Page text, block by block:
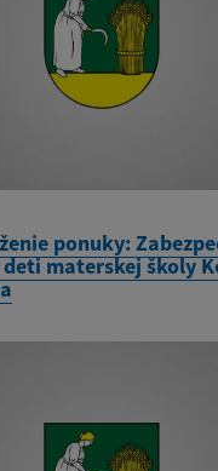
ponuky:
materskej školy